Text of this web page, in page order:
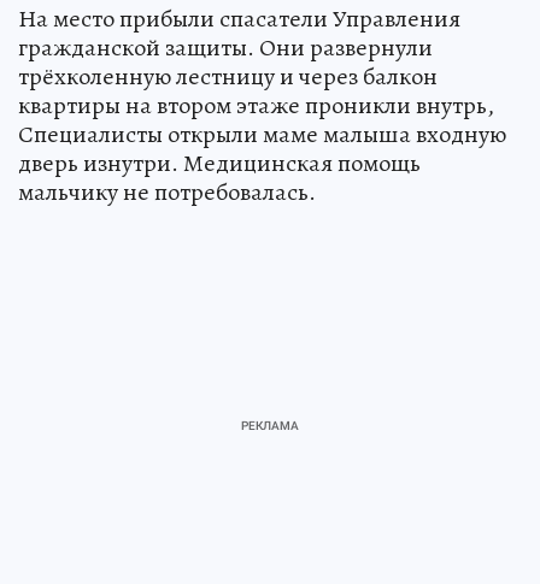
На место прибыли спасатели Управления
гражданской защиты. Они развернули
трёхколенную лестницу и через балкон
квартиры на втором этаже проникли внутрь,
Специалисты открыли маме малыша входную
дверь изнутри. Медицинская помощь
мальчику не потребовалась.